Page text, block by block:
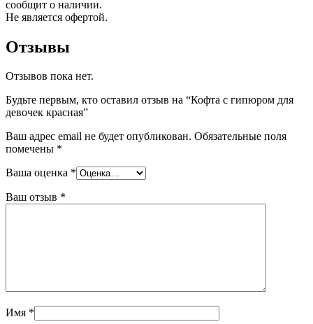
сообщит о наличии.
Не является офертой.
Отзывы
Отзывов пока нет.
Будьте первым, кто оставил отзыв на “Кофта с гипюром для
девочек красная”
Ваш адрес email не будет опубликован. Обязательные поля
помечены *
Ваша оценка *
Ваш отзыв *
Имя *